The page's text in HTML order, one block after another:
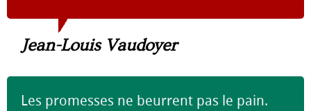
Jean-Louis Vaudoyer
Les promesses ne beurrent pas le pain.